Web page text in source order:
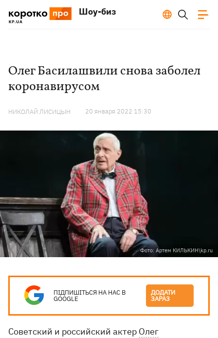
Шоу-биз
Олег Басилашвили снова заболел
коронавирусом
НИКОЛАЙ ЛИСИЦЫН 20 января 2022 15:30
Фото: Артем КИЛЬКИН\kp.ru
ПІДПИШІТЬСЯ НА НАС В
GOOGLE
ДОДАТИ
ЗАРАЗ
Советский и российский актер Олег